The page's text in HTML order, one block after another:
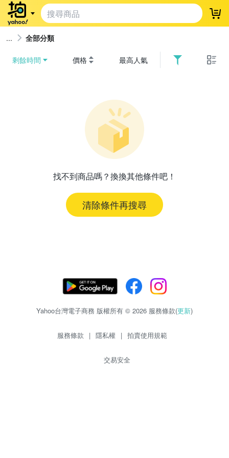
登
全部分類
剩餘時間 價格 最高人氣
找不到商品嗎？換換其他條件吧！
清除條件再搜尋
Yahoo台灣電子商務 版權所有 © 2026 服務條款(更新)
服務條款 | 隱私權 | 拍賣使用規範
交易安全